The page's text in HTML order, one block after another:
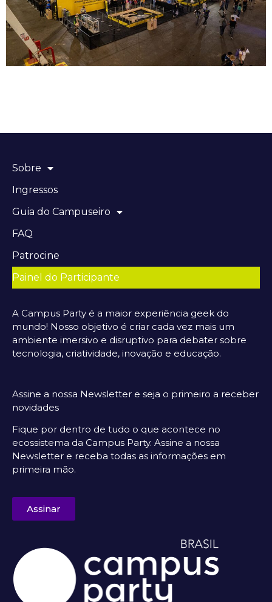
Sobre
Ingressos
Guia do Campuseiro
FAQ
Patrocine
Painel do Participante
A Campus Party é a maior experiência geek do
mundo! Nosso objetivo é criar cada vez mais um
ambiente imersivo e disruptivo para debater sobre
tecnologia, criatividade, inovação e educação.
Assine a nossa Newsletter e seja o primeiro a receber
novidades
Fique por dentro de tudo o que acontece no
ecossistema da Campus Party. Assine a nossa
Newsletter e receba todas as informações em
primeira mão.
Assinar